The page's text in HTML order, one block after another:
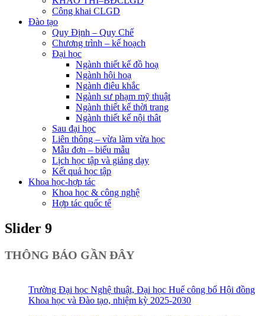
Công khai CLGD
Đào tạo
Quy Định – Quy Chế
Chương trình – kế hoạch
Đại học
Ngành thiết kế đồ hoạ
Ngành hội hoạ
Ngành điêu khắc
Ngành sư phạm mỹ thuật
Ngành thiết kế thời trang
Ngành thiết kế nội thât
Sau đại học
Liên thông – vừa làm vừa học
Mẫu đơn – biểu mẫu
Lịch học tập và giảng dạy
Kết quả học tập
Khoa học-hợp tác
Khoa học & công nghệ
Hợp tác quốc tế
Slider 9
THÔNG BÁO GẦN ĐÂY
Trường Đại học Nghệ thuật, Đại học Huế công bố Hội đồng
Khoa học và Đào tạo, nhiệm kỳ 2025-2030